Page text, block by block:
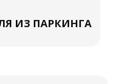
ИЗ ПАРКИНГА